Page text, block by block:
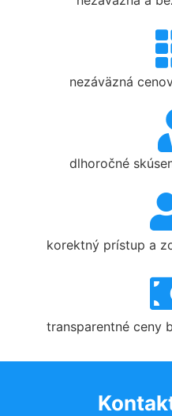
nezáväzná
dlhoročné
korektný prístup a
transparentné ceny